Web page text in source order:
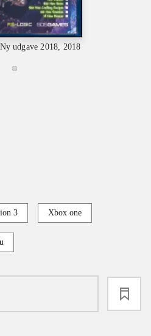
udgave 2018, 2018
3 Xbox one